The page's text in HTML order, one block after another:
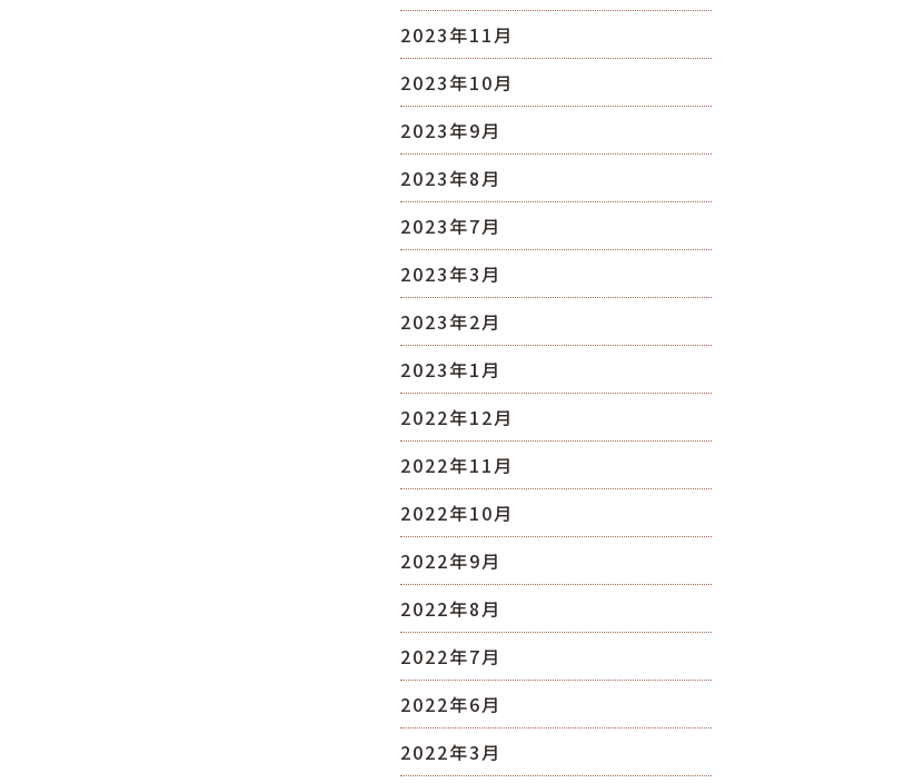
2023年11月
2023年10月
2023年9月
2023年8月
2023年7月
2023年3月
2023年2月
2023年1月
2022年12月
2022年11月
2022年10月
2022年9月
2022年8月
2022年7月
2022年6月
2022年3月